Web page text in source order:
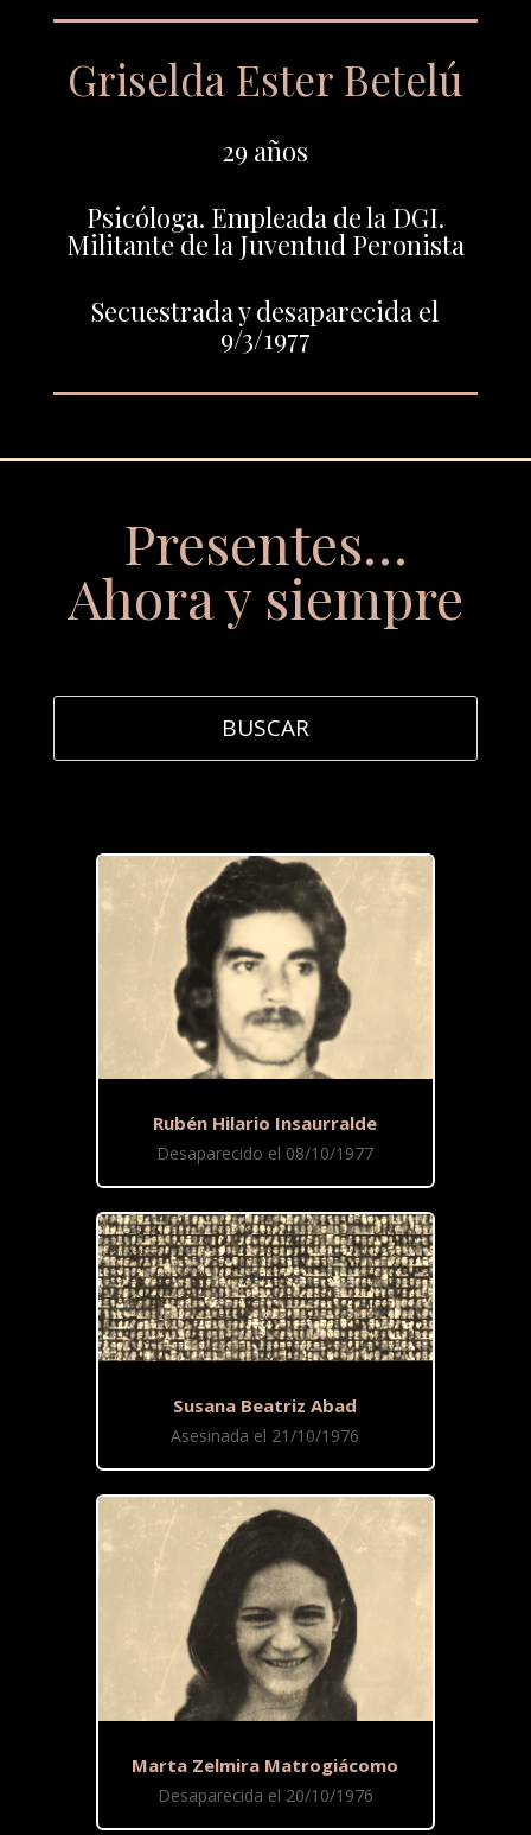
Griselda Ester Betelú
29 años
Psicóloga. Empleada de la DGI.
Militante de la Juventud Peronista
Secuestrada y desaparecida el
9/3/1977
Presentes…
Ahora y siempre
Rubén Hilario Insaurralde
Desaparecido el 08/10/1977
Susana Beatriz Abad
Asesinada el 21/10/1976
Marta Zelmira Matrogiácomo
Desaparecida el 20/10/1976